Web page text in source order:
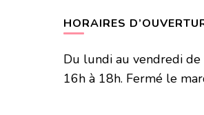
HORAIRES
Du lundi au vendredi
16h à 18h. Fermé le